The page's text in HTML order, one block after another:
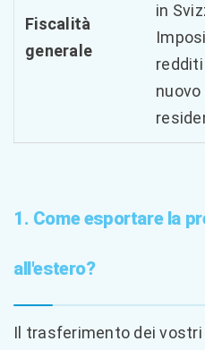
Fiscalità
generale
in
redditi
nuovo
1. Come esportare la
all'estero?
Il trasferimento dei